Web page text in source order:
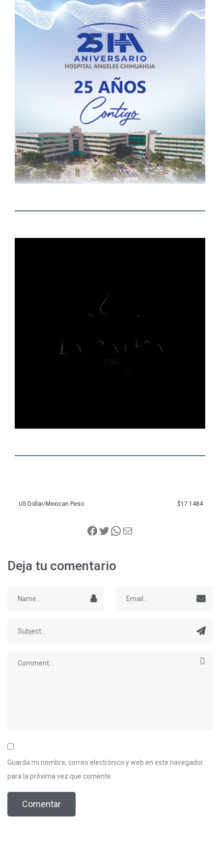
US Dollar/Mexican Peso $17.1484
Deja tu comentario
Guarda mi nombre, correo electrónico y web en este navegador
para la próxima vez que comente.